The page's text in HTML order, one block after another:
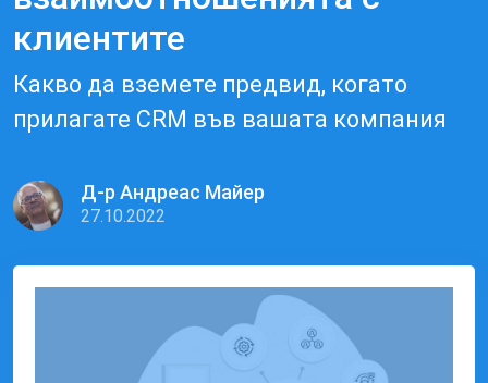
клиентите
Какво да вземете предвид, когато
прилагате CRM във вашата компания
Д-р Андреас Майер
27.10.2022